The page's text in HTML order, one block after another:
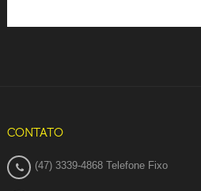
CONTATO
(47) 3339-4868 Telefone Fixo